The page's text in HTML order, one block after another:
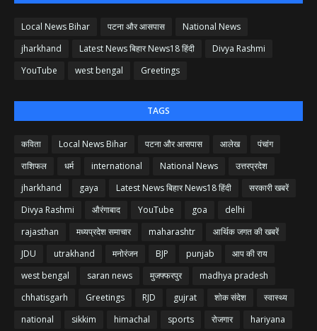
Local News Bihar पटना और आसपास
National News
jharkhand
Latest News बिहार News18 हिंदी
Divya Rashmi
YouTube
west bengal Greetings
TAGS
कविता Local News Bihar पटना और आसपास आलेख
पंचांग
राशिफल
धर्म international National News
उत्तरप्रदेश
jharkhand
gaya Latest News बिहार News18 हिंदी
सरकारी खबरें
Divya Rashmi
औरंगाबाद YouTube goa
delhi
rajasthan
मध्यप्रदेश समाचार maharashtr
आर्थिक जगत की खबरें
JDU
utrakhand मनोरंजन BJP punjab
आप की राय
west bengal
saran news मुजफ्फरपुर
madhya pradesh
chhatisgarh
Greetings RJD gujrat शोक संदेश
स्वास्थ्य
national
sikkim himachal sports रोजगार
hariyana